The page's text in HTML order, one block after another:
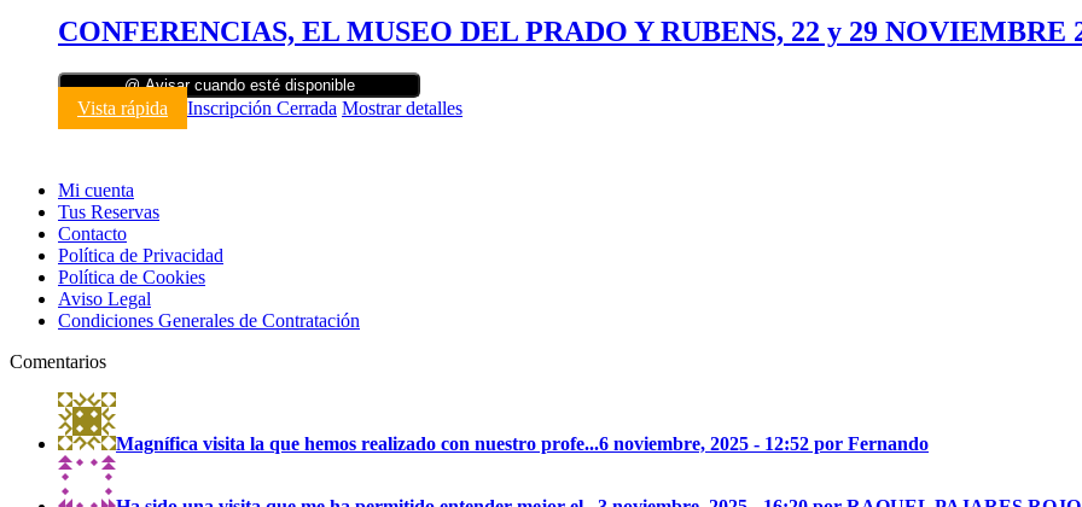
CONFERENCIAS, EL MUSEO DEL PRADO Y RUBENS, 22 y 29 NOVIEMBRE
@ Avisar cuando esté disponible
Vista rápida Inscripción Cerrada Mostrar detalles
Mi cuenta
Tus Reservas
Contacto
Política de Privacidad
Política de Cookies
Aviso Legal
Condiciones Generales de Contratación
Comentarios
Magnífica visita la que hemos realizado con nuestro profe...6 noviembre, 2025 - 12:52 por Fernando